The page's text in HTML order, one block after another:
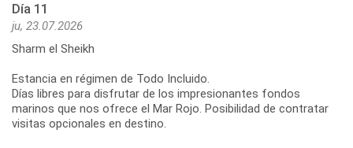
Día 11
ju, 23.07.2026
Sharm el Sheikh
Estancia en régimen de Todo Incluido.
Días libres para disfrutar de los impresionantes fondos
marinos que nos ofrece el Mar Rojo. Posibilidad de contratar
visitas opcionales en destino.